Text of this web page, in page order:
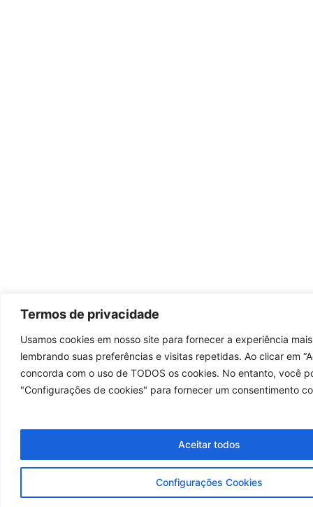
Termos de privacidade
Usamos cookies em nosso site para fornecer a experiência
lembrando suas preferências e visitas repetidas. Ao clicar em
concorda com o uso de TODOS os cookies. No entanto, você
"Configurações de cookies" para fornecer um consentimento
Configurações Cookies
Aceitar todos